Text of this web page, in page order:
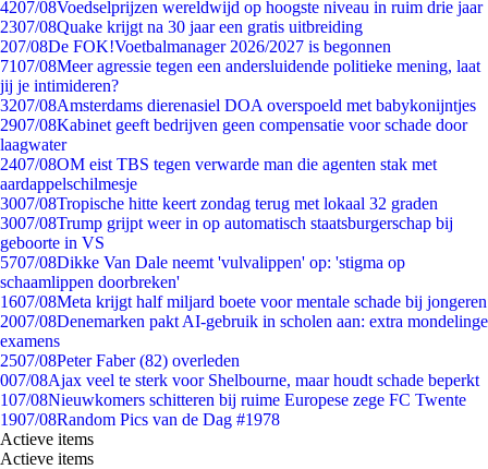
4207/08Voedselprijzen wereldwijd op hoogste niveau in ruim drie jaar
2307/08Quake krijgt na 30 jaar een gratis uitbreiding
207/08De FOK!Voetbalmanager 2026/2027 is begonnen
7107/08Meer agressie tegen een andersluidende politieke mening, laat
jij je intimideren?
3207/08Amsterdams dierenasiel DOA overspoeld met babykonijntjes
2907/08Kabinet geeft bedrijven geen compensatie voor schade door
laagwater
2407/08OM eist TBS tegen verwarde man die agenten stak met
aardappelschilmesje
3007/08Tropische hitte keert zondag terug met lokaal 32 graden
3007/08Trump grijpt weer in op automatisch staatsburgerschap bij
geboorte in VS
5707/08Dikke Van Dale neemt 'vulvalippen' op: 'stigma op
schaamlippen doorbreken'
1607/08Meta krijgt half miljard boete voor mentale schade bij jongeren
2007/08Denemarken pakt AI-gebruik in scholen aan: extra mondelinge
examens
2507/08Peter Faber (82) overleden
007/08Ajax veel te sterk voor Shelbourne, maar houdt schade beperkt
107/08Nieuwkomers schitteren bij ruime Europese zege FC Twente
1907/08Random Pics van de Dag #1978
Actieve items
Actieve items